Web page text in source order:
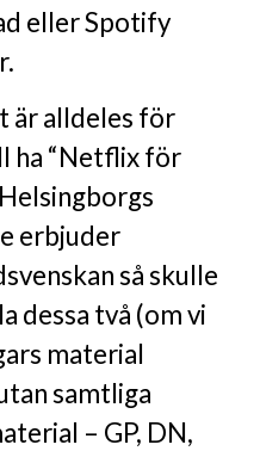
eller Spotify
är alldeles för
ha “Netflix för
erbjuder
så skulle
dessa två (om vi
material
samtliga
– GP, DN,